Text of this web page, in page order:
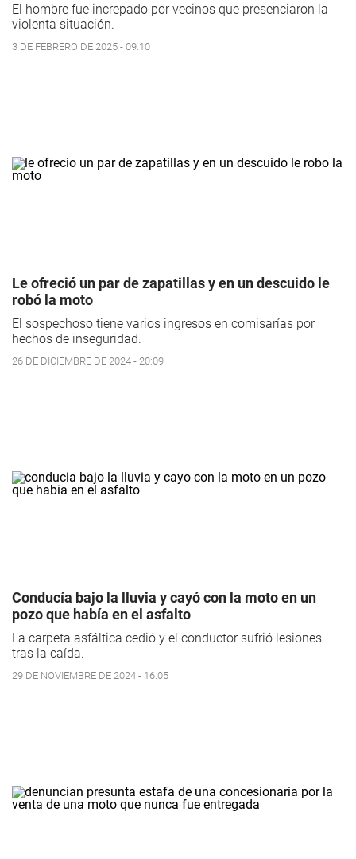
El hombre fue increpado por vecinos que presenciaron la
violenta situación.
3 DE FEBRERO DE 2025 - 09:10
Le ofreció un par de zapatillas y en un descuido le
robó la moto
El sospechoso tiene varios ingresos en comisarías por
hechos de inseguridad.
26 DE DICIEMBRE DE 2024 - 20:09
Conducía bajo la lluvia y cayó con la moto en un
pozo que había en el asfalto
La carpeta asfáltica cedió y el conductor sufrió lesiones
tras la caída.
29 DE NOVIEMBRE DE 2024 - 16:05